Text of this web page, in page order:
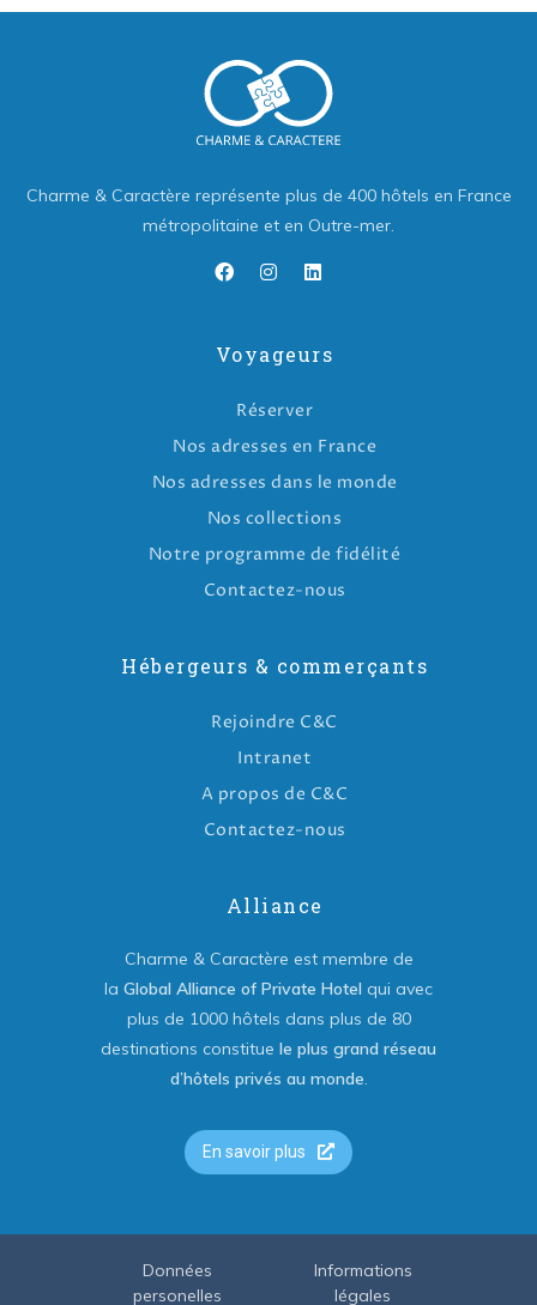
Charme & Caractère représente plus de 400 hôtels en France
métropolitaine et en Outre-mer.
Voyageurs
Réserver
Nos adresses en France
Nos adresses dans le monde
Nos collections
Notre programme de fidélité
Contactez-nous
Hébergeurs & commerçants
Rejoindre C&C
Intranet
A propos de C&C
Contactez-nous
Alliance
Charme & Caractère est membre de
la Global Alliance of Private Hotel qui avec
plus de 1000 hôtels dans plus de 80
destinations constitue le plus grand réseau
d’hôtels privés au monde.
En savoir plus
Données
personelles
Informations
légales